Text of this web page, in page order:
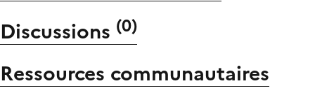
Discussions (0)
Ressources communautaires